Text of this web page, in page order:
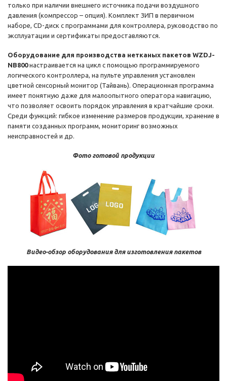
только при наличии внешнего источника подачи воздушного
давления (компрессор – опция). Комплект ЗИП в первичном
наборе, CD-диск с программами для контроллера, руководство по
эксплуатации и сертификаты предоставляются.
Оборудование для производства нетканых пакетов WZDJ-
NB800настраивается на цикл с помощью программируемого
логического контроллера, на пульте управления установлен
цветной сенсорный монитор (Тайвань). Операционная программа
имеет понятную даже для малоопытного оператора навигацию,
что позволяет освоить порядок управления в кратчайшие сроки.
Среди функций: гибкое изменение размеров продукции, хранение в
памяти созданных программ, мониторинг возможных
неисправностей и др.
Фото готовой продукции
Видео-обзор оборудования для изготовления пакетов